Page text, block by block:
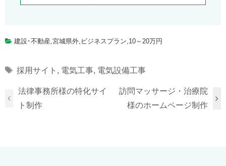
建設･不動産 宮城県外 ビジネスプラン 10～20万円
Tags
採用サイト , 電気工事, 電気設備工事
法律事務所様の特化サイ
ト制作
訪問マッサージ・治療院
様のホームページ制作